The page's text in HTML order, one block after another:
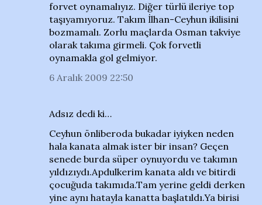
forvet oynamalıyız. Diğer türlü ileriye top
taşıyamıyoruz. Takım İlhan-Ceyhun ikilisini
bozmamalı. Zorlu maçlarda Osman takviye
olarak takıma girmeli. Çok forvetli
oynamakla gol gelmiyor.
6 Aralık 2009 22:50
Adsız dedi ki…
Ceyhun önliberoda bukadar iyiyken neden
hala kanata almak ister bir insan? Geçen
senede burda süper oynuyordu ve takımın
yıldızıydı.Apdulkerim kanata aldı ve bitirdi
çocuğuda takımıda.Tam yerine geldi derken
yine aynı hatayla kanatta başlatıldı.Ya birisi